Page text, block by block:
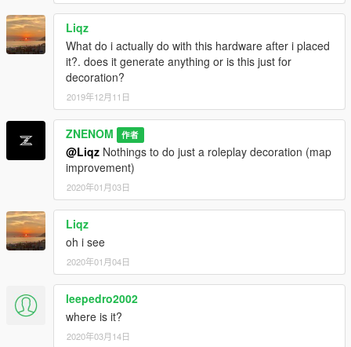
--- I NEED YOU ---
In comments of the map lose an idea of a map or if you want I
can make custom maps TOTALLY FREE in exchange of a small
insta even you know
Liqz
What do i actually do with this hardware after i placed
it?. does it generate anything or is this just for
decoration?
2019年12月11日
ZNENOM 作者
@Liqz Nothings to do just a roleplay decoration (map
improvement)
2020年01月03日
Liqz
oh i see
2020年01月04日
leepedro2002
where is it?
2020年03月14日